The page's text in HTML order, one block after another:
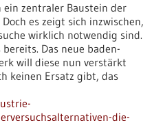
ein zentraler Baustein der
es zeigt sich inzwischen,
wirklich notwendig sind.
Das neue baden-
will diese nun verstärkt
keinen Ersatz gibt, das
die-